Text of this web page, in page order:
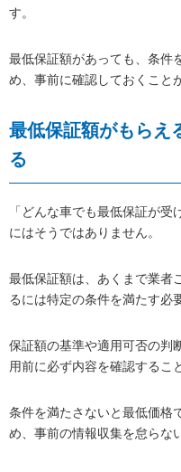
す。
最低保証額があっても、条件
め、事前に確認しておくこと
最低保証額がもらえ
る
「どんな車でも最低保証が
にはそうではありません。
最低保証額は、あくまで業者
るには特定の条件を満たす必
保証額の基準や適用可否の判
用前に必ず内容を確認するこ
条件を満たさないと最低価格
め、事前の情報収集を怠らな